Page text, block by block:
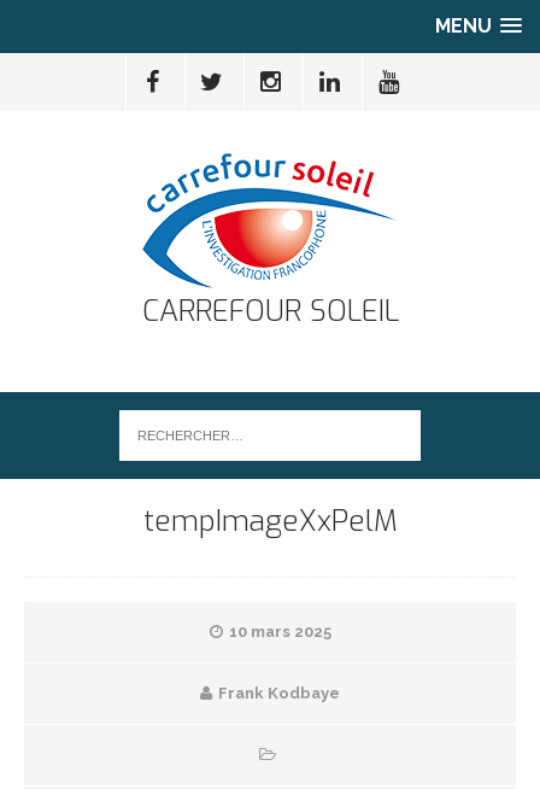
MENU
CARREFOUR SOLEIL
tempImageXxPelM
10 mars 2025
Frank Kodbaye